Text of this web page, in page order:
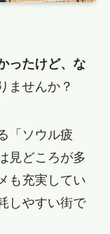
ったけど、な
ませんか？
「ソウル疲
見どころが多
も充実してい
しやすい街で